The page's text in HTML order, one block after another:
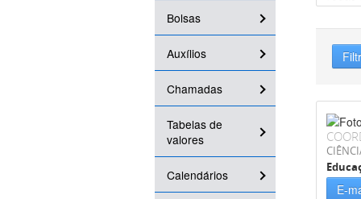
Bolsas
Auxílios
Chamadas
Tabelas de
valores
Calendários
E-